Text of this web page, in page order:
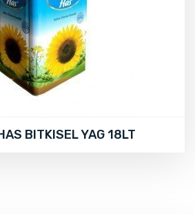
BITKISEL YAG 18LT